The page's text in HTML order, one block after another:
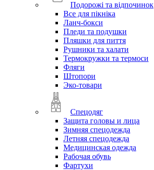
Подорожі та відпочинок
Все для пікніка
Ланч-бокси
Пледи та подушки
Пляшки для пиття
Рушники та халати
Термокружки та термоси
Фляги
Штопори
Эко-товари
Спецодяг
Защита головы и лица
Зимняя спецодежда
Летняя спецодежда
Медицинская одежда
Рабочая обувь
Фартухи